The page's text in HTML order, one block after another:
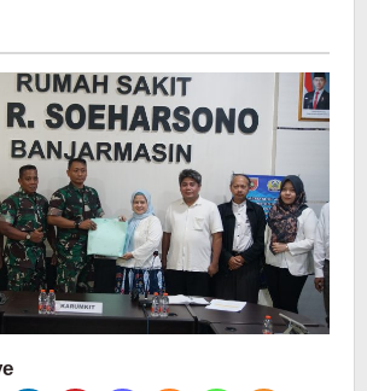
PPK
di
Rumah
Sakit
Banjarmasin